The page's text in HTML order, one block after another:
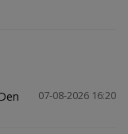
07-08-2026 16:20